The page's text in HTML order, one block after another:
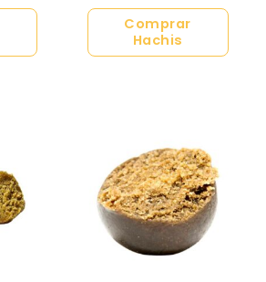
Comprar
Hachis